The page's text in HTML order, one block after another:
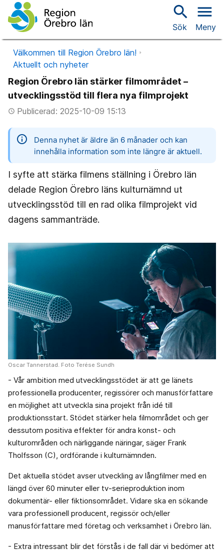
search
Sök
menu
Meny
Välkommen till Region Örebro län!
Aktuellt och nyheter
Region Örebro län stärker filmområdet –
utvecklingsstöd till flera nya filmprojekt
access_timePublicerad: 2025-10-09 15:13
information
Denna nyhet är äldre än 6 månader och kan
innehålla information som inte längre är aktuell.
I syfte att stärka filmens ställning i Örebro län
delade Region Örebro läns kulturnämnd ut
utvecklingsstöd till en rad olika filmprojekt vid
dagens sammanträde.
Oscar Tannerstad. Foto Terése Sundh
- Vår ambition med utvecklingsstödet är att ge länets
professionella producenter, regissörer och manusförfattare
en möjlighet att utveckla sina projekt från idé till
produktionsstart. Stödet stärker hela filmområdet och ger
dessutom positiva effekter för andra konst- och
kulturområden och närliggande näringar, säger Frank
Tholfsson (C), ordförande i kulturnämnden.
Det aktuella stödet avser utveckling av långfilmer med en
längd över 60 minuter eller tv-serieproduktion inom
dokumentär- eller fiktionsområdet. Vidare ska en sökande
vara professionell producent, regissör och/eller
manusförfattare med företag och verksamhet i Örebro län.
- Extra intressant blir det förstås i de fall där vi bedömer att